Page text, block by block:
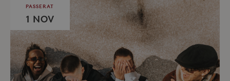
PASSERAT
1 NOV